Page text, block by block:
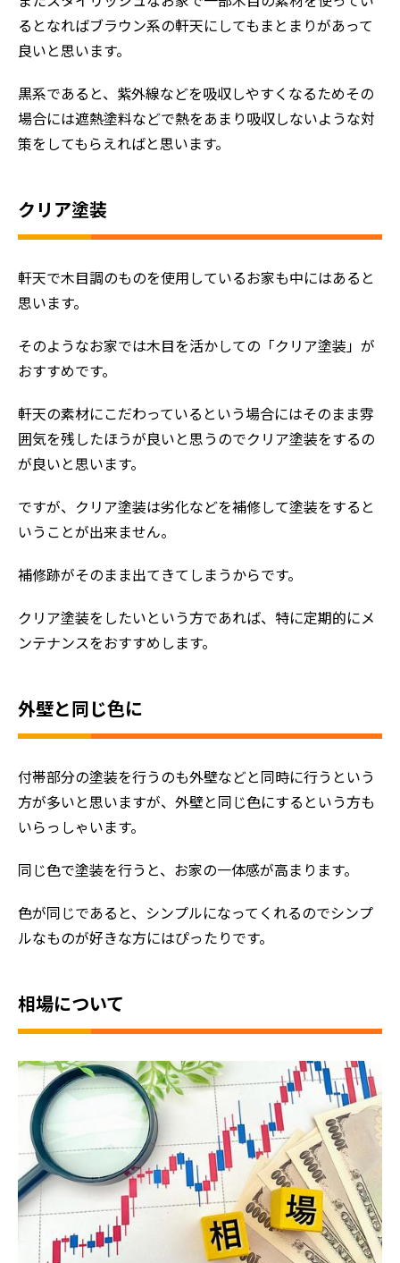
るとなればブラウン系の軒天にしてもまとまりがあって
良いと思います。
黒系であると、紫外線などを吸収しやすくなるためその
場合には遮熱塗料などで熱をあまり吸収しないような対
策をしてもらえればと思います。
クリア塗装
軒天で木目調のものを使用しているお家も中にはあると
思います。
そのようなお家では木目を活かしての「クリア塗装」が
おすすめです。
軒天の素材にこだわっているという場合にはそのまま雰
囲気を残したほうが良いと思うのでクリア塗装をするの
が良いと思います。
ですが、クリア塗装は劣化などを補修して塗装をすると
いうことが出来ません。
補修跡がそのまま出てきてしまうからです。
クリア塗装をしたいという方であれば、特に定期的にメ
ンテナンスをおすすめします。
外壁と同じ色に
付帯部分の塗装を行うのも外壁などと同時に行うという
方が多いと思いますが、外壁と同じ色にするという方も
いらっしゃいます。
同じ色で塗装を行うと、お家の一体感が高まります。
色が同じであると、シンプルになってくれるのでシンプ
ルなものが好きな方にはぴったりです。
相場について